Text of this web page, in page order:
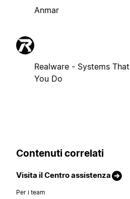
Anmar
Realware - Systems
You Do
Contenuti correlati
Visita il Centro assistenza
Per i team